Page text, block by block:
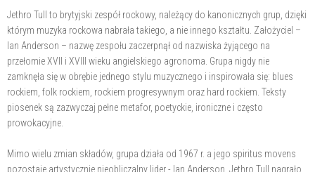
Jethro Tull to brytyjski zespół rockowy, należący do kanonicznych grup, dzięki
którym muzyka rockowa nabrała takiego, a nie innego kształtu. Założyciel –
Ian Anderson – nazwę zespołu zaczerpnął od nazwiska żyjącego na
przełomie XVII i XVIII wieku angielskiego agronoma. Grupa nigdy nie
zamknęła się w obrębie jednego stylu muzycznego i inspirowała się: blues
rockiem, folk rockiem, rockiem progresywnym oraz hard rockiem. Teksty
piosenek są zazwyczaj pełne metafor, poetyckie, ironiczne i często
prowokacyjne.
Mimo wielu zmian składów, grupa działa od 1967 r. a jego spiritus movens
pozostaje artystycznie nieobliczalny lider - Ian Anderson. Jethro Tull nagrało